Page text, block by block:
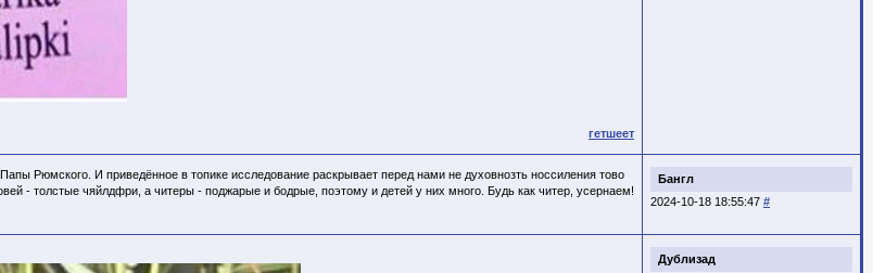
гетшеет
Бангл
2024-10-18 18:55:47 #
Рюмского. И приведённое в топике исследование раскрывает перед нами не духовнозть носсиления тово
- толстые чяйлдфри, а читеры - поджарые и бодрые, поэтому и детей у них много. Будь как читер, усернаем!
Дублизад